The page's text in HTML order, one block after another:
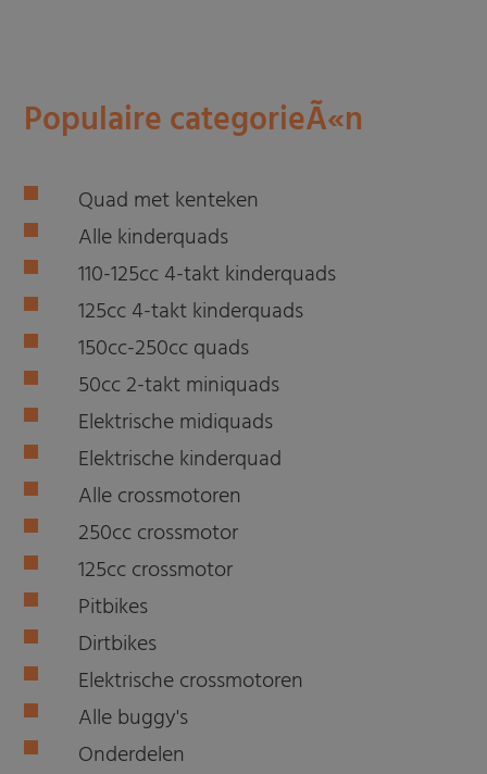
Populaire categorieÃ«n
Quad met kenteken
Alle kinderquads
110-125cc 4-takt kinderquads
125cc 4-takt kinderquads
150cc-250cc quads
50cc 2-takt miniquads
Elektrische midiquads
Elektrische kinderquad
Alle crossmotoren
250cc crossmotor
125cc crossmotor
Pitbikes
Dirtbikes
Elektrische crossmotoren
Alle buggy's
Onderdelen